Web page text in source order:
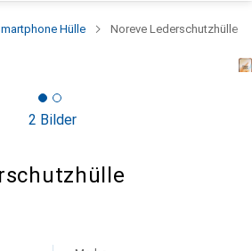
Hülle Noreve Lederschutzhülle
2 Bilder